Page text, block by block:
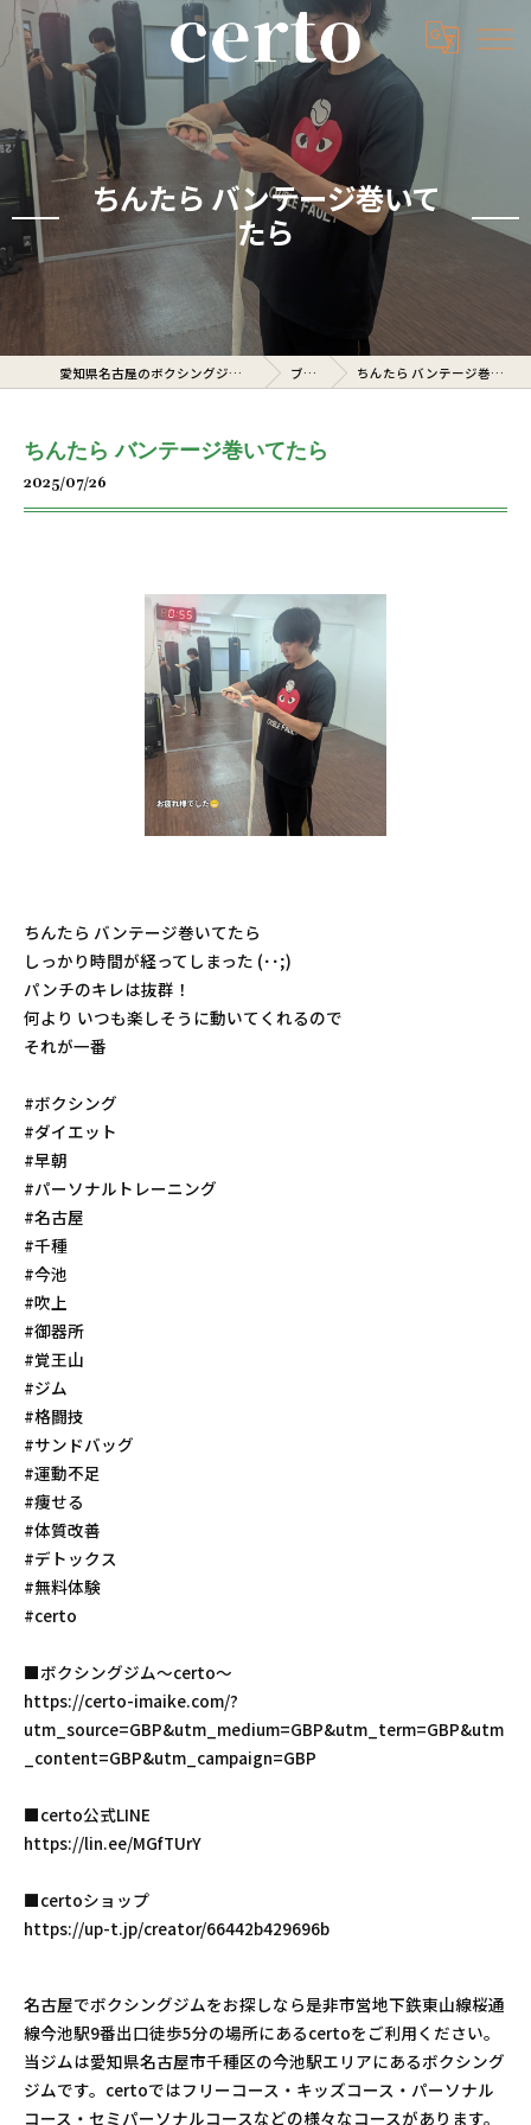
ちんたら バンテージ巻いて
たら
愛知県名古屋のボクシングジムならcerto ブログ ちんたら バンテージ巻いてたら
ちんたら バンテージ巻いてたら
2025/07/26
ちんたら バンテージ巻いてたら
しっかり時間が経ってしまった (⁠･⁠･⁠;⁠)
パンチのキレは抜群！
何より いつも楽しそうに動いてくれるので
それが一番
#ボクシング
#ダイエット
#早朝
#パーソナルトレーニング
#名古屋
#千種
#今池
#吹上
#御器所
#覚王山
#ジム
#格闘技
#サンドバッグ
#運動不足
#痩せる
#体質改善
#デトックス
#無料体験
#certo
■ボクシングジム〜certo〜
https://certo-imaike.com/?
utm_source=GBP&utm_medium=GBP&utm_term=GBP&utm
_content=GBP&utm_campaign=GBP
■certo公式LINE
https://lin.ee/MGfTUrY
■certoショップ
https://up-t.jp/creator/66442b429696b
名古屋でボクシングジムをお探しなら是非市営地下鉄東山線桜通
線今池駅9番出口徒歩5分の場所にあるcertoをご利用ください。
当ジムは愛知県名古屋市千種区の今池駅エリアにあるボクシング
ジムです。certoではフリーコース・キッズコース・パーソナル
コース・セミパーソナルコースなどの様々なコースがあります。